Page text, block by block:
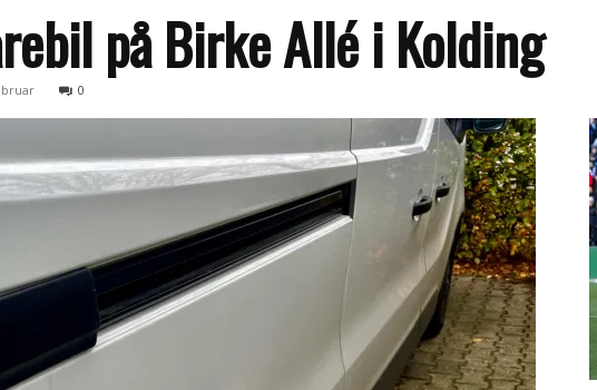
på Birke Allé i Kolding
0